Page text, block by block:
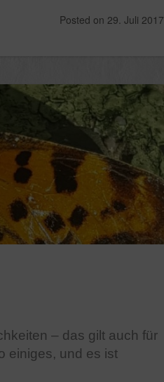
Posted on 29. Juli 2017
– das gilt auch für
einiges, und es ist